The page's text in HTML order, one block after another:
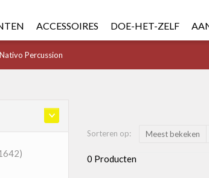
ACCESSOIRES DOE-HET-ZELF
Nativo Percussion
Sorteren op: Meest bekeken
0 Producten